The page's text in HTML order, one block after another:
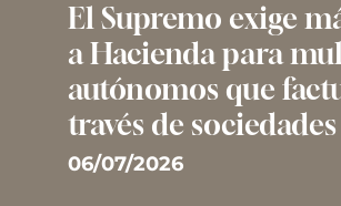
El Supremo exige
a Hacienda para
autónomos que
través de sociedades
06/07/2026